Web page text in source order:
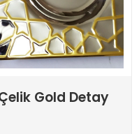
Gold Detay